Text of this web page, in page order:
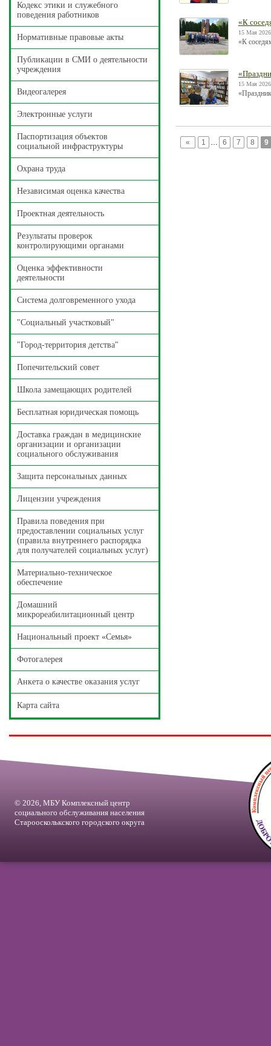
Кодекс этики и служебного
поведения работников
Нормативные правовые акты
Публикации в СМИ о деятельности
учреждения
Видеогалерея
Электронные услуги
Паспортизация объектов
социальной инфраструктуры
Охрана труда
Независимая оценка качества
Проектная деятельность
Результаты проверок
контролирующими органами
Оценка эффективности
деятельности
Система долговременного ухода
"Социальный участковый"
"Город-территория детства"
Попечительский совет
Школа замещающих родителей
Бесплатная юридическая помощь
Доставка граждан в медицинские
организации и организации
социального обслуживания
Защита персональных данных
Лицензии учреждения
Правила поведения при
предоставлении социальных услуг
(правила внутреннего распорядка
для получателей социальных услуг)
Материально-техническое
обеспечение
Домашний
микрореабилитационный центр
Национальный проект «Семья»
Фотогалерея
Анкета о качестве оказания услуг
Карта сайта
«К
15 Мая
«К
15 Мая
« 1 … 6 7 8 9
© 2026, МБУ Комплексный центр
социального обслуживания населения
Староосколькского городского округа